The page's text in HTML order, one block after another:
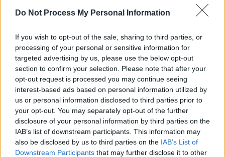
Do Not Process My Personal Information
If you wish to opt-out of the sale, sharing to third parties, or
processing of your personal or sensitive information for
targeted advertising by us, please use the below opt-out
section to confirm your selection. Please note that after your
opt-out request is processed you may continue seeing
interest-based ads based on personal information utilized by
us or personal information disclosed to third parties prior to
your opt-out. You may separately opt-out of the further
disclosure of your personal information by third parties on the
IAB’s list of downstream participants. This information may
also be disclosed by us to third parties on the IAB’s List of
Downstream Participants that may further disclose it to other
Νότιας Ουαλίας, είναι επιφυλακτική. «Ένα
χτύπημα από πουλιά θα έπρεπε να είναι ένα
γεγονός που κανονικά δεν θα δημιουργούσε
τόσο μεγάλο πρόβλημα...Δεν θα έπρεπε να
οδηγήσει σε αυτό που τελικά είδαμε, ιδίως
επειδή σε κάθε περίπτωση που ο ένας
κινητήρας δεν λειτουργεί (όπως δείχνουν τα
πλάνα), υπάρχει ακόμα αρκετή ισχύς», λέει,
μιλώντας στον Guardian προσθέτοντας ότι
τα χτυπήματα από πουλιά είναι τόσο
συνηθισμένα που έχουν ληφθεί υπόψη στο